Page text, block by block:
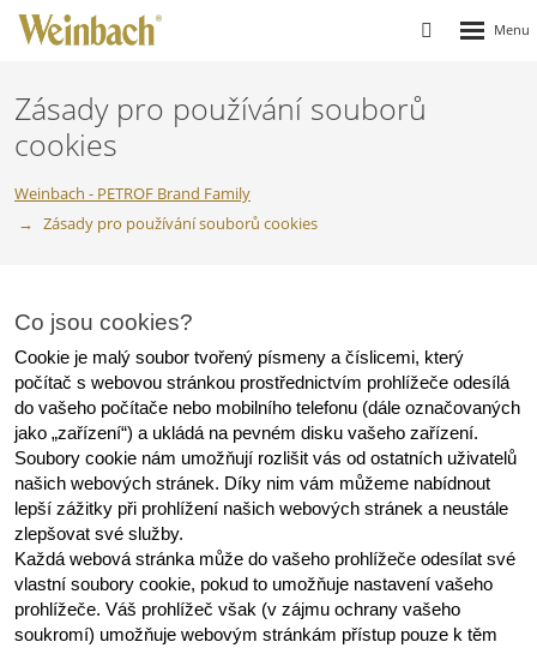
Vyhledávání
Zásady pro používání souborů
cookies
Weinbach - PETROF Brand Family
Zásady pro používání souborů cookies
Co jsou cookies?
Cookie je malý soubor tvořený písmeny a číslicemi, který
počítač s webovou stránkou prostřednictvím prohlížeče odesílá
do vašeho počítače nebo mobilního telefonu (dále označovaných
jako „zařízení“) a ukládá na pevném disku vašeho zařízení.
Soubory cookie nám umožňují rozlišit vás od ostatních uživatelů
našich webových stránek. Díky nim vám můžeme nabídnout
lepší zážitky při prohlížení našich webových stránek a neustále
zlepšovat své služby.
Každá webová stránka může do vašeho prohlížeče odesílat své
vlastní soubory cookie, pokud to umožňuje nastavení vašeho
prohlížeče. Váš prohlížeč však (v zájmu ochrany vašeho
soukromí) umožňuje webovým stránkám přístup pouze k těm